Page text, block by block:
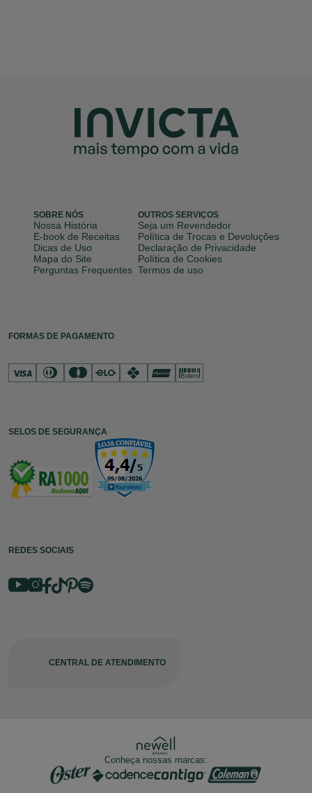
SOBRE NÓS
Nossa História
E-book de Receitas
Dicas de Uso
Mapa do Site
Perguntas Frequentes
OUTROS SERVIÇOS
Seja um Revendedor
Política de Trocas e Devoluções
Declaração de Privacidade
Política de Cookies
Termos de uso
FORMAS DE PAGAMENTO
SELOS DE SEGURANÇA
REDES SOCIAIS
CENTRAL DE ATENDIMENTO
Conheça nossas marcas: